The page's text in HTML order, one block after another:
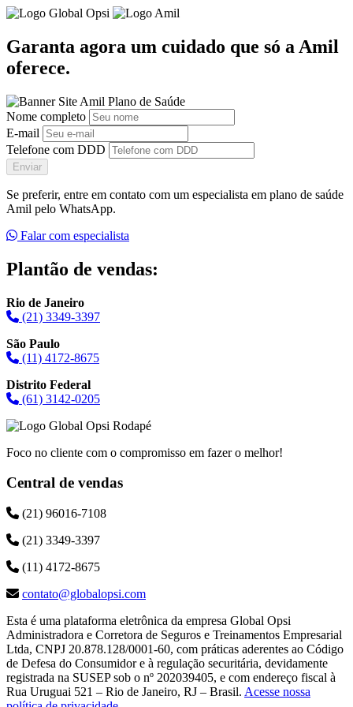
Garanta agora um cuidado que só a Amil
oferece.
Nome completo
E-mail
Telefone com DDD
Enviar
Se preferir, entre em contato com um especialista em plano de saúde
Amil pelo WhatsApp.
Falar com especialista
Plantão de vendas:
Rio de Janeiro
(21) 3349-3397
São Paulo
(11) 4172-8675
Distrito Federal
(61) 3142-0205
Foco no cliente com o compromisso em fazer o melhor!
Central de vendas
(21) 96016-7108
(21) 3349-3397
(11) 4172-8675
contato@globalopsi.com
Esta é uma plataforma eletrônica da empresa Global Opsi
Administradora e Corretora de Seguros e Treinamentos Empresarial
Ltda, CNPJ 20.878.128/0001-60, com práticas aderentes ao Código
de Defesa do Consumidor e à regulação securitária, devidamente
registrada na SUSEP sob o nº 202039405, e com endereço fiscal à
Rua Uruguai 521 – Rio de Janeiro, RJ – Brasil. Acesse nossa